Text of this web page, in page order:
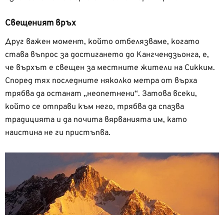
Свещеният връх
Друг важен момент, който отбелязваме, когато
става въпрос за достигането до Кангчендзьонга, е,
че върхът е свещен за местните жители на Сикким.
Според тях последните няколко метра от върха
трябва да останат „неопетнени“. Затова всеки,
който се отправи към него, трябва да спазва
традицията и да почита вярванията им, като
наистина не ги пристъпва.